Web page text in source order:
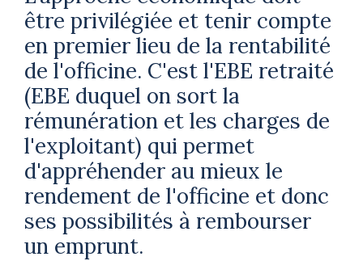
être privilégiée et tenir compte
en premier lieu de la rentabilité
de l'officine. C'est l'EBE retraité
(EBE duquel on sort la
rémunération et les charges de
l'exploitant) qui permet
d'appréhender au mieux le
rendement de l'officine et donc
ses possibilités à rembourser
un emprunt.